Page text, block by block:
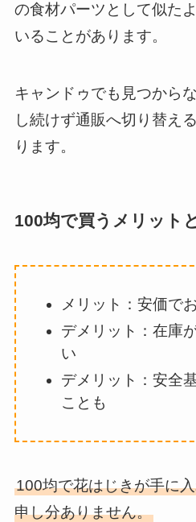
の食材パーツとして似た
いることがあります。
キャンドゥでも見つから
し続けず通販へ切り替え
ります。
100均で買うメリット
メリット：安価で
デメリット：在庫
い
デメリット：安全
ことも
100均で花はじきが手に
申し分ありません。